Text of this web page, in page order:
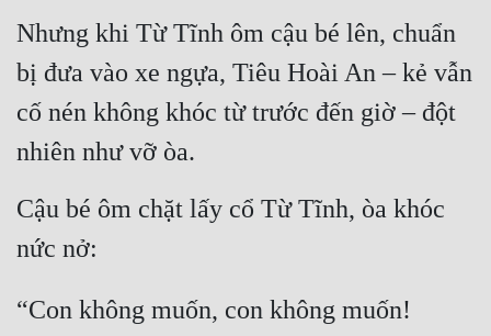
Góc Nhìn Nam
Góc Nhìn Nữ
Huyền Huyễn
Huyền Nghi
Huyền Ảo
Hài Hước
Hệ Thống
Nhưng khi Từ Tĩnh ôm cậu bé lên, chuẩn
bị đưa vào xe ngựa, Tiêu Hoài An – kẻ vẫn
cố nén không khóc từ trước đến giờ – đột
nhiên như vỡ òa.
Cậu bé ôm chặt lấy cổ Từ Tĩnh, òa khóc
nức nở:
“Con không muốn, con không muốn!